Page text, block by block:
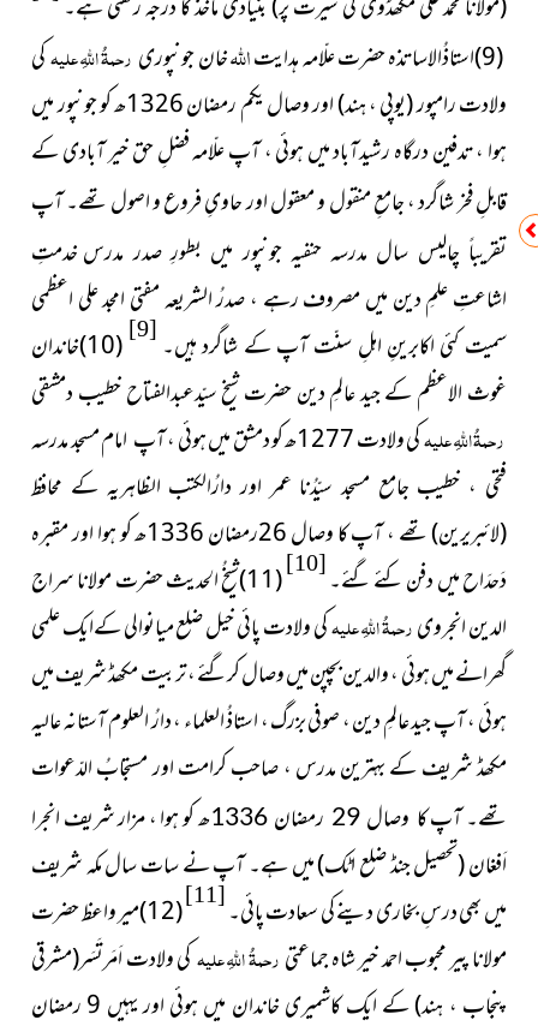
(مولانا محمد علی مکھڈوی کی سیرت پر)بنیادی ماخذ کا درجہ رکھتی ہے۔
(9)استاذُالاساتذہ حضرت علّامہ ہدایت اللہخان جونپوری رحمۃُ اللہِ علیہکی
ولادت رامپور(یوپی ، ہند)
اور وصال یکم رمضان 1326ھ کو جونپور میں
ہوا ، تدفین درگاہ رشیدآباد میں ہوئی ، آپ علّامہ فضلِ حق خیر آبادی کے
قابلِ فخر شاگرد ، جامعِ منقول و معقول اور حاویِ فروع و اصول تھے۔آپ
تقریباً چالیس سال مدرسہ حنفیہ جونپور میں بطورِ صدر مدرس خدمتِ
اشاعتِ علمِ دین میں مصروف رہے ، صدرُ الشریعہ مفتی امجد علی اعظمی
سمیت کئی اکابرینِ اہلِ سنّت آپ کے شاگرد ہیں۔ [9]
(10)خاندان
غوث الاعظم کے جید عالمِ دین حضرت شیخ سیّدعبدالفتاح خطیب دمشقی
رحمۃُ اللہِ علیہ
کی ولادت 1277ھ کو دمشق میں ہوئی ، آپ امام مسجد مدرسہ
فتحی ، خطیب جامع مسجد سیّدُنا عمر اور دارُالکتب الظاہریہ کے محافظ
(لائبریرین)
تھے ، آپ کا وصال 26رمضان 1336ھ کو ہوا اور مقبرہ
دَحدَاح میں دفن کئے گئے۔ [10]
(11)شیخُ الحدیث حضرت مولانا سراج
الدین انجرویرحمۃُ اللہِ علیہکی ولادت پائی خیل ضلع میانوالی کےایک علمی
گھرانے میں ہوئی ، والدین بچپن میں وصال کرگئے ، تربیت مکھڈ شریف میں
ہوئی ، آپ جید عالمِ دین ، صوفی بزرگ ، استاذُ العلماء ، دارُ العلوم آستانہ عالیہ
مکھڈ شریف کے بہترین مدرس ، صاحب کرامت اور مستجابُ الدّعوات
تھے۔ آپکا وصال 29 رمضان 1336ھ
کو ہوا ، مزار شریف انجرا
اَفغان(تحصیل جنڈ ضلع اٹک)میں ہے۔ آپنے سات سال مکہ شریف
میں بھی درسِ بخاری دینے کی سعادت پائی۔ [11]
(12)میر واعظ حضرت
مولانا پیر محبوب احمد خیر شاہ جماعتیرحمۃُ اللہِ علیہکی ولادت اَمَرتَسَر(مشرقی
پنجاب ، ہند)
کے ایک کاشمیری خاندان میں ہوئی اور یہیں 9 رمضان